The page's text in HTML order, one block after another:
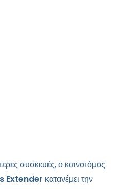
συσκευές, ο καινοτόμος
Extender κατανέμει την